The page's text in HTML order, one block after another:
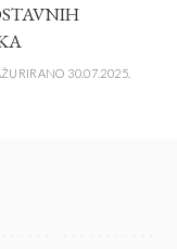
30.07.2025.